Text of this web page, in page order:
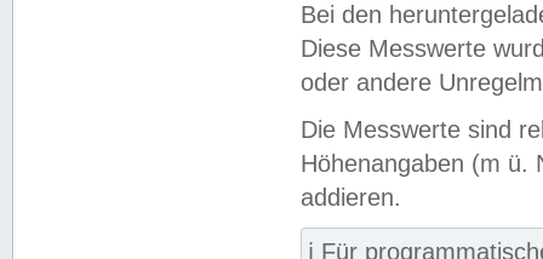
Bei den
Diese Messwerte
oder andere
Die Messwerte sind
Höhenangaben (m ü.
addieren.
ℹ️ Für